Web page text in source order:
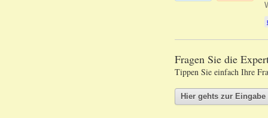
Fragen Sie die
Tippen Sie einfach Ihre